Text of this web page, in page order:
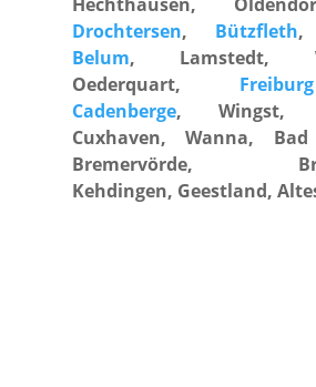
Drochtersen, Bützfleth,
Belum, Lamstedt,
Oederquart,
Cadenberge, Wingst,
Cuxhaven, Wanna, Bad
Bremervörde,
Kehdingen, Geestland,